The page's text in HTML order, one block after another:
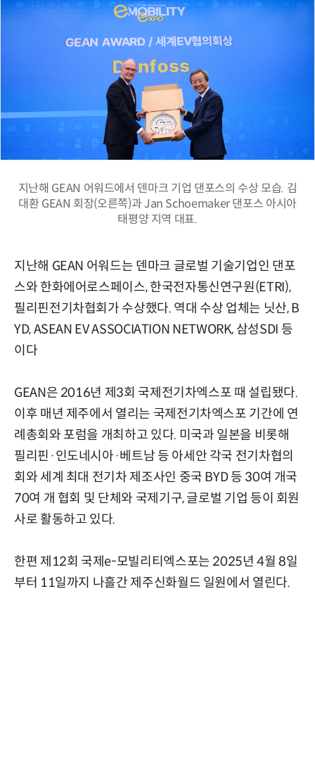
지난해 GEAN 어워드에서 덴마크 기업 댄포스의 수상 모습. 김
대환 GEAN 회장(오른쪽)과 Jan Schoemaker 댄포스 아시아
태평양 지역 대표.
지난해 GEAN 어워드는 덴마크 글로벌 기술기업인 댄포
스와 한화에어로스페이스, 한국전자통신연구원(ETRI),
필리핀전기차협회가 수상했다. 역대 수상 업체는 닛산, B
YD, ASEAN EV ASSOCIATION NETWORK, 삼성SDI 등
이다
GEAN은 2016년 제3회 국제전기차엑스포 때 설립됐다.
이후 매년 제주에서 열리는 국제전기차엑스포 기간에 연
례총회와 포럼을 개최하고 있다. 미국과 일본을 비롯해
필리핀·인도네시아·베트남 등 아세안 각국 전기차협의
회와 세계 최대 전기차 제조사인 중국 BYD 등 30여 개국
70여 개 협회 및 단체와 국제기구, 글로벌 기업 등이 회원
사로 활동하고 있다.
한편 제12회 국제e-모빌리티엑스포는 2025년 4월 8일
부터 11일까지 나흘간 제주신화월드 일원에서 열린다.